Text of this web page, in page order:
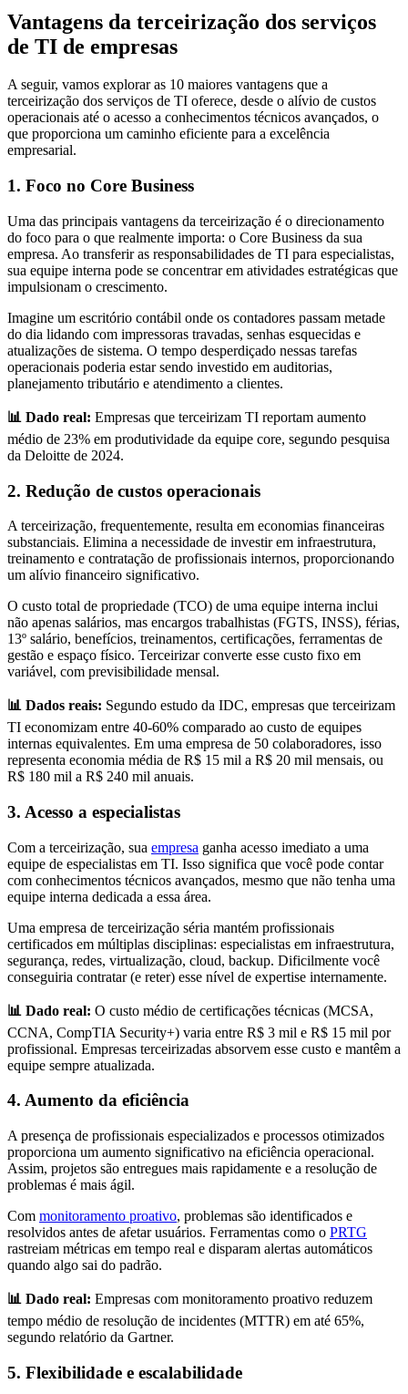
Vantagens da terceirização dos serviços
de TI de empresas
A seguir, vamos explorar as 10 maiores vantagens que a
terceirização dos serviços de TI oferece, desde o alívio de custos
operacionais até o acesso a conhecimentos técnicos avançados, o
que proporciona um caminho eficiente para a excelência
empresarial.
1. Foco no Core Business
Uma das principais vantagens da terceirização é o direcionamento
do foco para o que realmente importa: o Core Business da sua
empresa. Ao transferir as responsabilidades de TI para especialistas,
sua equipe interna pode se concentrar em atividades estratégicas que
impulsionam o crescimento.
Imagine um escritório contábil onde os contadores passam metade
do dia lidando com impressoras travadas, senhas esquecidas e
atualizações de sistema. O tempo desperdiçado nessas tarefas
operacionais poderia estar sendo investido em auditorias,
planejamento tributário e atendimento a clientes.
📊 Dado real: Empresas que terceirizam TI reportam aumento
médio de 23% em produtividade da equipe core, segundo pesquisa
da Deloitte de 2024.
2. Redução de custos operacionais
A terceirização, frequentemente, resulta em economias financeiras
substanciais. Elimina a necessidade de investir em infraestrutura,
treinamento e contratação de profissionais internos, proporcionando
um alívio financeiro significativo.
O custo total de propriedade (TCO) de uma equipe interna inclui
não apenas salários, mas encargos trabalhistas (FGTS, INSS), férias,
13º salário, benefícios, treinamentos, certificações, ferramentas de
gestão e espaço físico. Terceirizar converte esse custo fixo em
variável, com previsibilidade mensal.
📊 Dados reais: Segundo estudo da IDC, empresas que terceirizam
TI economizam entre 40-60% comparado ao custo de equipes
internas equivalentes. Em uma empresa de 50 colaboradores, isso
representa economia média de R$ 15 mil a R$ 20 mil mensais, ou
R$ 180 mil a R$ 240 mil anuais.
3. Acesso a especialistas
Com a terceirização, sua empresa ganha acesso imediato a uma
equipe de especialistas em TI. Isso significa que você pode contar
com conhecimentos técnicos avançados, mesmo que não tenha uma
equipe interna dedicada a essa área.
Uma empresa de terceirização séria mantém profissionais
certificados em múltiplas disciplinas: especialistas em infraestrutura,
segurança, redes, virtualização, cloud, backup. Dificilmente você
conseguiria contratar (e reter) esse nível de expertise internamente.
📊 Dado real: O custo médio de certificações técnicas (MCSA,
CCNA, CompTIA Security+) varia entre R$ 3 mil e R$ 15 mil por
profissional. Empresas terceirizadas absorvem esse custo e mantêm a
equipe sempre atualizada.
4. Aumento da eficiência
A presença de profissionais especializados e processos otimizados
proporciona um aumento significativo na eficiência operacional.
Assim, projetos são entregues mais rapidamente e a resolução de
problemas é mais ágil.
Com monitoramento proativo, problemas são identificados e
resolvidos antes de afetar usuários. Ferramentas como o PRTG
rastreiam métricas em tempo real e disparam alertas automáticos
quando algo sai do padrão.
📊 Dado real: Empresas com monitoramento proativo reduzem
tempo médio de resolução de incidentes (MTTR) em até 65%,
segundo relatório da Gartner.
5. Flexibilidade e escalabilidade